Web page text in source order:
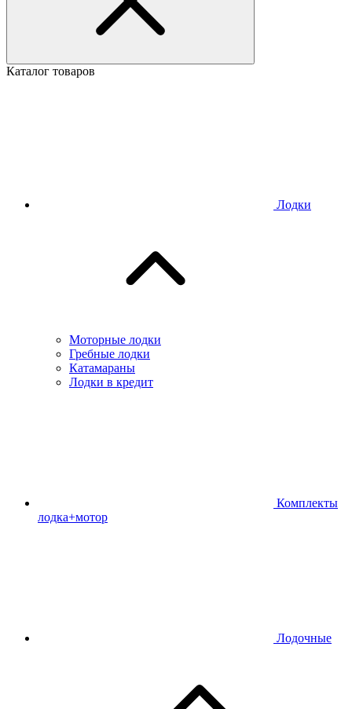
Каталог товаров
Лодки
Моторные лодки
Гребные лодки
Катамараны
Лодки в кредит
Комплекты
лодка+мотор
Лодочные